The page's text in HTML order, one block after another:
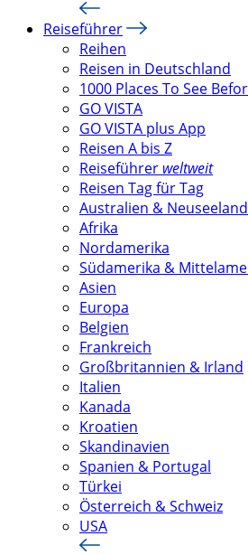
Reiseführer
Reihen
Reisen in Deutschland
1000 Places To See
GO VISTA
GO VISTA plus App
Reisen A bis Z
Reiseführer weltweit
Reisen Tag für Tag
Australien & Neuseeland
Afrika
Nordamerika
Südamerika &
Asien
Europa
Belgien
Frankreich
Großbritannien & Irland
Italien
Kanada
Kroatien
Skandinavien
Spanien & Portugal
Türkei
Österreich & Schweiz
USA